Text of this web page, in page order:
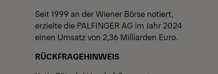
Seit 1999 an der Wiener Börse notiert,
erzielte die PALFINGER AG im Jahr 2024
einen Umsatz von 2,36 Milliarden Euro.
RÜCKFRAGEHINWEIS